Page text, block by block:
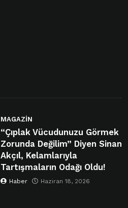
MAGAZIN
“Çıplak Vücudunuzu Görmek
Zorunda Değilim” Diyen Sinan
Akçıl, Kelamlarıyla
Tartışmaların Odağı Oldu!
Haber Haziran 18, 2026